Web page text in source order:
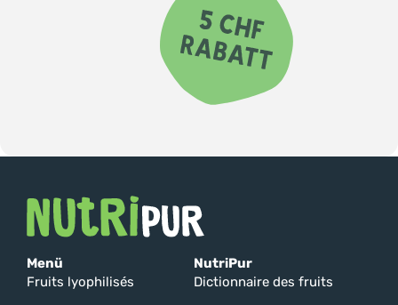
Menü
Fruits lyophilisés
NutriPur
Dictionnaire des fruits